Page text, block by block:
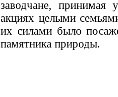
заводчане, принимая
акциях целыми
их силами было
памятника природы.